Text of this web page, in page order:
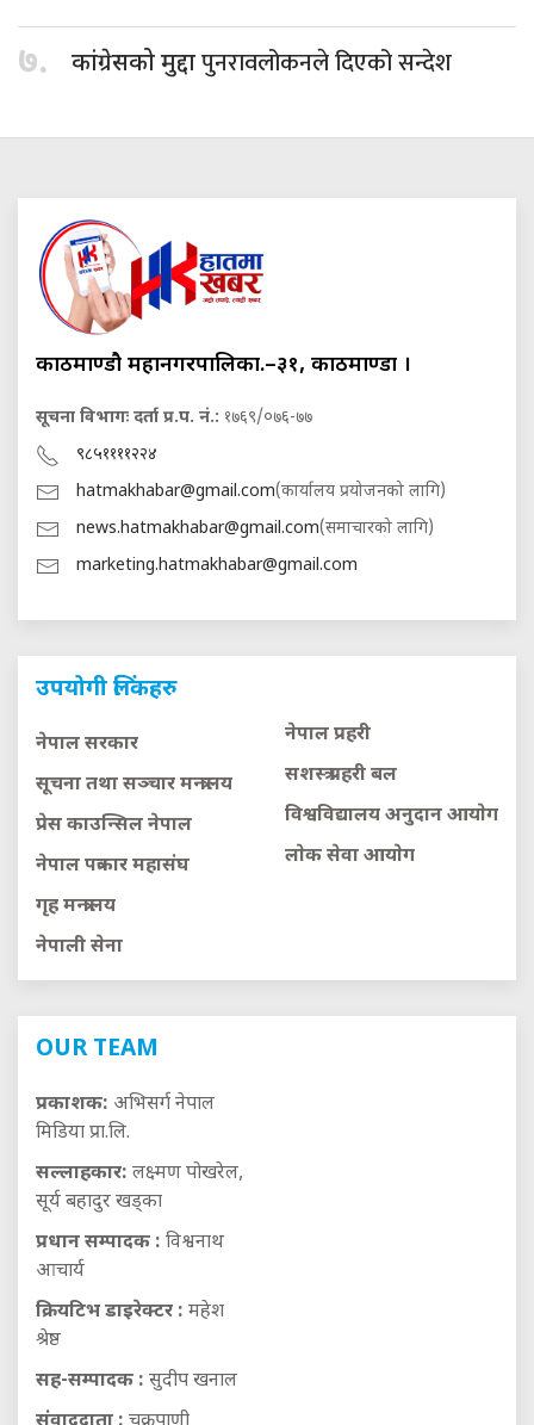
७. कांग्रेसको मुद्दापुनरावलोकनले दिएको सन्देश
काठमाण्डौ महानगरपालिका.–३१, काठमाण्डौं ।
सूचना विभागः दर्ता प्र.प. नं.: १७६९/०७६-७७
९८५११११२२४
hatmakhabar@gmail.com(कार्यालय प्रयोजनको लागि)
news.hatmakhabar@gmail.com(समाचारको लागि)
marketing.hatmakhabar@gmail.com
उपयोगी लिंकहरु
नेपाल सरकार
सूचना तथा सञ्चार मन्त्रालय
प्रेस काउन्सिल नेपाल
नेपाल पत्रकार महासंघ
गृह मन्त्रालय
नेपाली सेना
नेपाल प्रहरी
सशस्त्र प्रहरी बल
विश्वविद्यालय अनुदान आयाेग
लाेक सेवा आयाेग
OUR TEAM
प्रकाशक: अभिसर्ग नेपाल
मिडिया प्रा.लि.
सल्लाहकार: लक्ष्मण पोखरेल,
सूर्य बहादुर खड्का
प्रधान सम्पादक : विश्वनाथ
आचार्य
क्रियटिभ डाइरेक्टर : महेश
श्रेष्ठ
सह-सम्पादक : सुदीप खनाल